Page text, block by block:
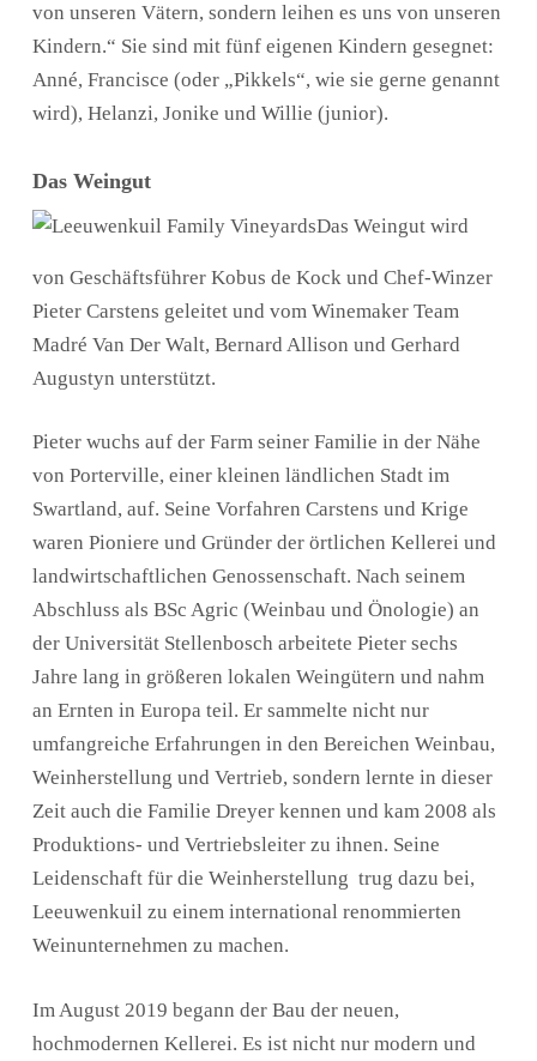
von unseren Vätern, sondern leihen es uns von unseren
Kindern.“ Sie sind mit fünf eigenen Kindern gesegnet:
Anné, Francisce (oder „Pikkels“, wie sie gerne genannt
wird), Helanzi, Jonike und Willie (junior).
Das Weingut
Das Weingut wird
von Geschäftsführer Kobus de Kock und Chef-Winzer
Pieter Carstens geleitet und vom Winemaker Team
Madré Van Der Walt, Bernard Allison und Gerhard
Augustyn unterstützt.
Pieter wuchs auf der Farm seiner Familie in der Nähe
von Porterville, einer kleinen ländlichen Stadt im
Swartland, auf. Seine Vorfahren Carstens und Krige
waren Pioniere und Gründer der örtlichen Kellerei und
landwirtschaftlichen Genossenschaft. Nach seinem
Abschluss als BSc Agric (Weinbau und Önologie) an
der Universität Stellenbosch arbeitete Pieter sechs
Jahre lang in größeren lokalen Weingütern und nahm
an Ernten in Europa teil. Er sammelte nicht nur
umfangreiche Erfahrungen in den Bereichen Weinbau,
Weinherstellung und Vertrieb, sondern lernte in dieser
Zeit auch die Familie Dreyer kennen und kam 2008 als
Produktions- und Vertriebsleiter zu ihnen. Seine
Leidenschaft für die Weinherstellung trug dazu bei,
Leeuwenkuil zu einem international renommierten
Weinunternehmen zu machen.
Im August 2019 begann der Bau der neuen,
hochmodernen Kellerei. Es ist nicht nur modern und